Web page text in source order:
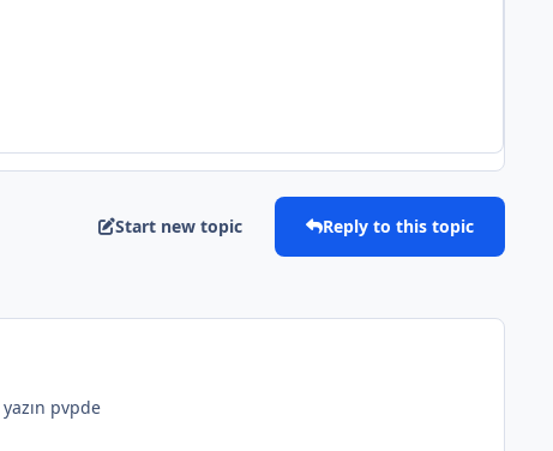
Start new topic Reply to this topic
pvpde